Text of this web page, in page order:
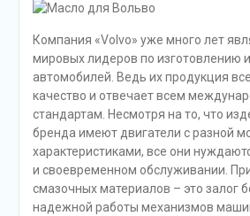
Компания «Volvo» уже много лет
мировых лидеров по изготовлению
автомобилей. Ведь их продукция
качество и отвечает всем
стандартам. Несмотря на то, что
бренда имеют двигатели с разной
характеристиками, все они
и своевременном обслуживании.
смазочных материалов – это залог
надежной работы механизмов